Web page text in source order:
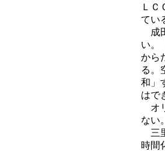
ＬＣ
てい
成
い。
から
る。
和」
はで
オ
ない。
三
時間